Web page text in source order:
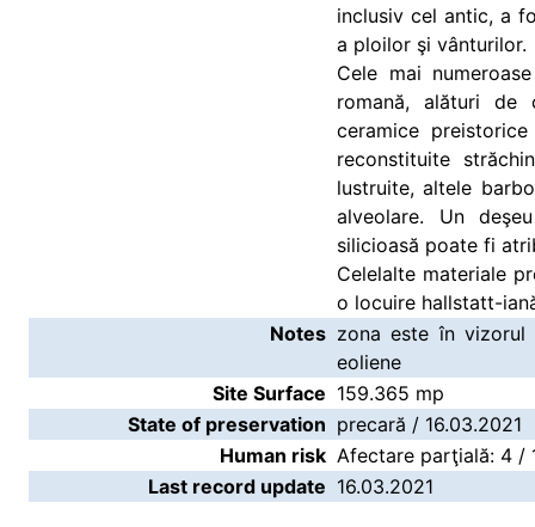
inclusiv cel antic, a
a ploilor şi vânturilor.
Cele mai
romană, alături de
ceramice
reconstituite
lustruite, altele
alveolare. Un
silicioasă poate fi
Celelalte materiale
o locuire hallstatt-
Notes zona este în vizorul
eoliene
Site Surface 159.365 mp
State of preservation precară / 16.03.2021
Human risk Afectare parţială: 4 /
Last record update 16.03.2021